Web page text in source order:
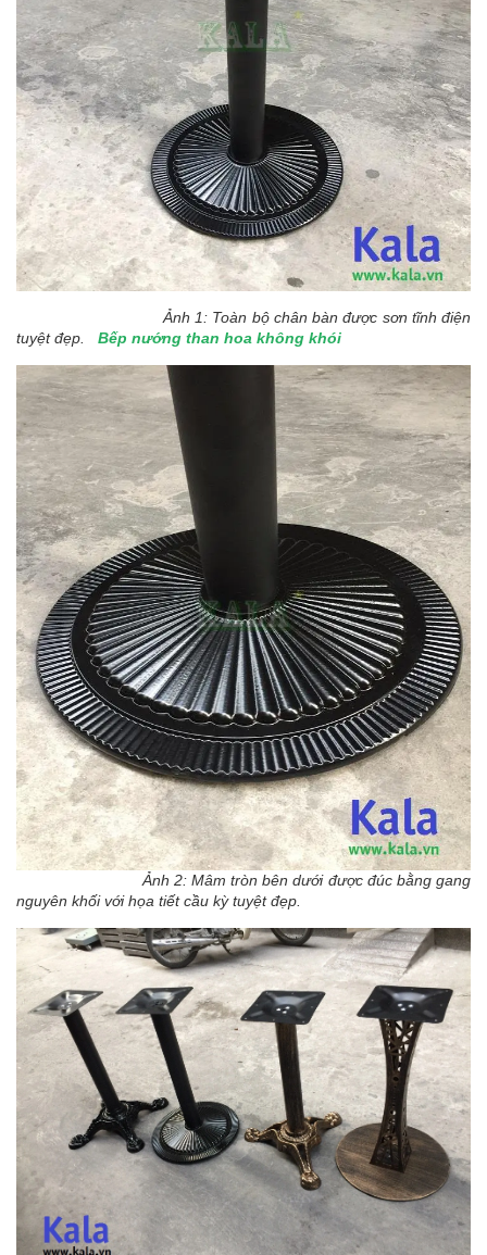
Ảnh 1: Toàn bộ chân bàn được sơn tĩnh điện
tuyệt đẹp.
Bếp nướng than hoa không khói
Ảnh 2: Mâm tròn bên dưới được đúc bằng gang
nguyên khối với họa tiết cầu kỳ tuyệt đẹp.